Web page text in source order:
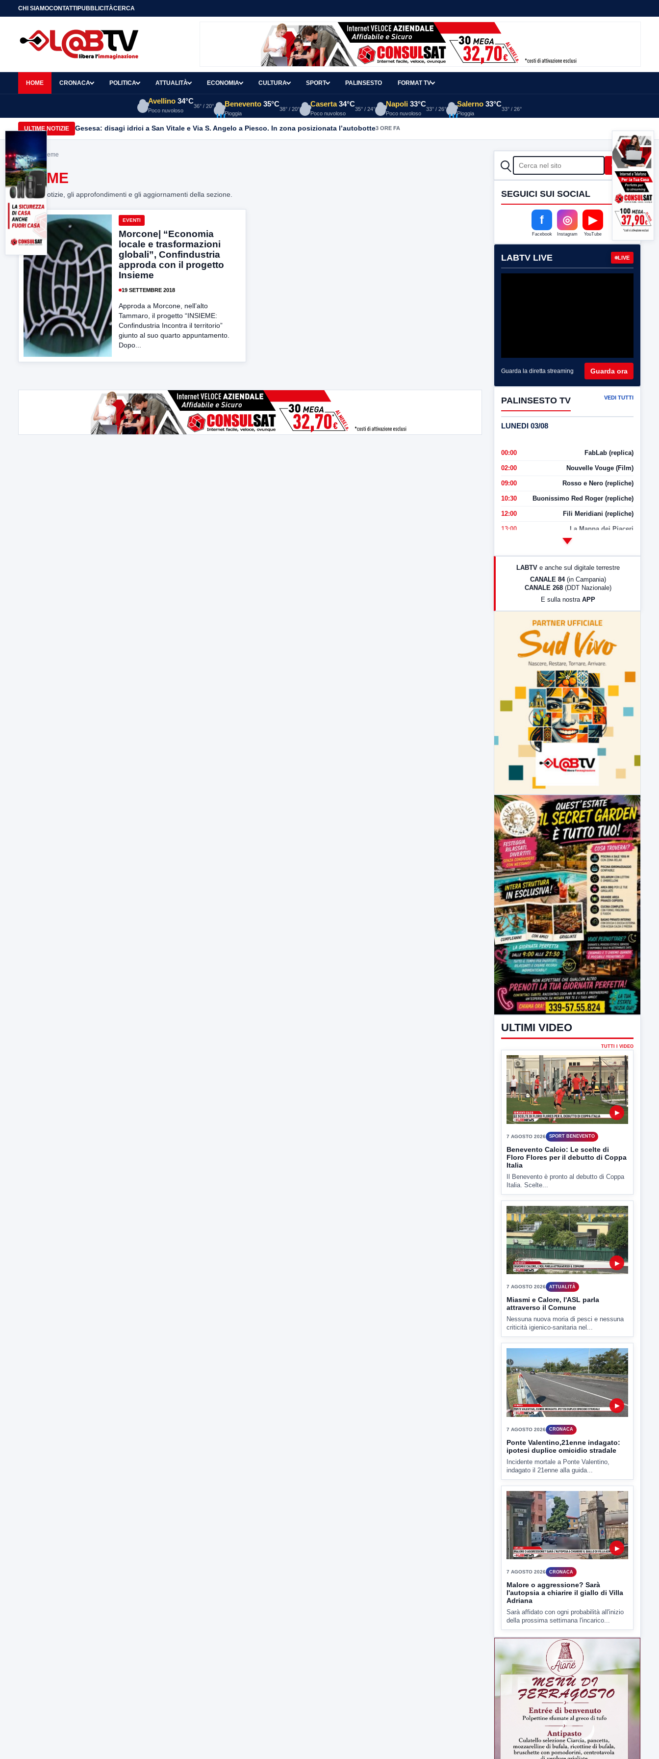
CHI SIAMOCONTATTIPUBBLICITÀCERCA
HOME CRONACA POLITICA ATTUALITÀ ECONOMIA CULTURA SPORT PALINSESTO FORMAT TV
Avellino 34°C
Poco nuvoloso
36° / 20° Benevento 35°C
Pioggia
38° / 20°
Caserta 34°C
Poco nuvoloso
35° / 24°
Napoli 33°C
Poco nuvoloso
33° / 26°
Salerno 33°C
Pioggia
33° / 26°
ULTIME NOTIZIE Gesesa: disagi idrici a San Vitale e Via S. Angelo a Piesco. In zona posizionata l’autobotte3 ORE FA
Home> inieme
INIEME
Tutte le notizie, gli approfondimenti e gli aggiornamenti della sezione.
EVENTI
Morcone| “Economia
locale e trasformazioni
globali”, Confindustria
approda con il progetto
Insieme
19 SETTEMBRE 2018
Approda a Morcone, nell’alto
Tammaro, il progetto “INSIEME:
Confindustria Incontra il territorio”
giunto al suo quarto appuntamento.
Dopo...
CERCA Cerca
SEGUICI SUI SOCIAL
f
Facebook
◎
Instagram
▶
YouTube
LABTV LIVE LIVE
Guarda la diretta streaming Guarda ora
PALINSESTO TV VEDI TUTTI
LUNEDI 03/08
00:00 FabLab (replica)
02:00 Nouvelle Vouge (Film)
09:00 Rosso e Nero (repliche)
10:30 Buonissimo Red Roger (repliche)
12:00 Fili Meridiani (repliche)
13:00 La Mappa dei Piaceri
LabNews (Diretta)
LabNews (replica)
LABTV e anche sul digitale terrestre
CANALE 84 (in Campania)
CANALE 268 (DDT Nazionale)
E sulla nostra APP
ULTIMI VIDEO
TUTTI I VIDEO
▶
7 AGOSTO 2026 SPORT BENEVENTO
Benevento Calcio: Le scelte di
Floro Flores per il debutto di Coppa
Italia
Il Benevento è pronto al debutto di Coppa
Italia. Scelte...
▶
7 AGOSTO 2026 ATTUALITÀ
Miasmi e Calore, l'ASL parla
attraverso il Comune
Nessuna nuova moria di pesci e nessuna
criticità igienico-sanitaria nel...
▶
7 AGOSTO 2026 CRONACA
Ponte Valentino,21enne indagato:
ipotesi duplice omicidio stradale
Incidente mortale a Ponte Valentino,
indagato il 21enne alla guida...
▶
7 AGOSTO 2026 CRONACA
Malore o aggressione? Sarà
l'autopsia a chiarire il giallo di Villa
Adriana
Sarà affidato con ogni probabilità all'inizio
della prossima settimana l'incarico...